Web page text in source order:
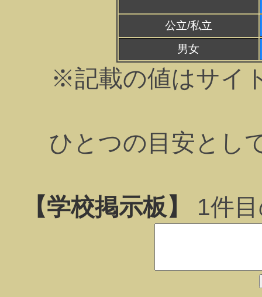
公立/私立
男女
※記載の値はサイ
ひとつの目安とし
【学校掲示板】 1件